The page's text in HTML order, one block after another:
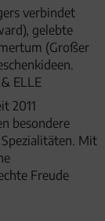
verbindet
gelebte
(Großer
ELLE
2011
besondere
Mit
Freude